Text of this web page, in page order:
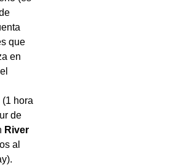
que
en
(1 hora
de
River
al